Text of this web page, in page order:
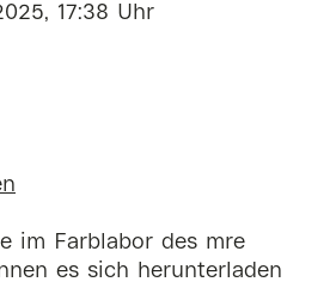
17:38 Uhr
im Farblabor des mre
es sich herunterladen